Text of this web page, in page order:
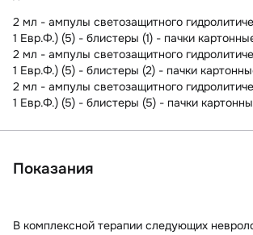
2 мл - ампулы светозащитного
1 Евр.Ф.) (5) - блистеры (1) - пачки
2 мл - ампулы светозащитного
1 Евр.Ф.) (5) - блистеры (2) - пачки
2 мл - ампулы светозащитного
1 Евр.Ф.) (5) - блистеры (5) - пачки
Показания
В комплексной терапии следующих